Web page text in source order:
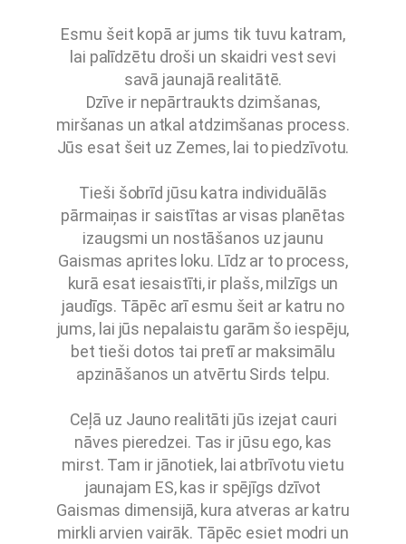
Esmu šeit kopā ar jums tik tuvu katram,
lai palīdzētu droši un skaidri vest sevi
savā jaunajā realitātē.
Dzīve ir nepārtraukts dzimšanas,
miršanas un atkal atdzimšanas process.
Jūs esat šeit uz Zemes, lai to piedzīvotu.
Tieši šobrīd jūsu katra individuālās
pārmaiņas ir saistītas ar visas planētas
izaugsmi un nostāšanos uz jaunu
Gaismas aprites loku. Līdz ar to process,
kurā esat iesaistīti, ir plašs, milzīgs un
jaudīgs. Tāpēc arī esmu šeit ar katru no
jums, lai jūs nepalaistu garām šo iespēju,
bet tieši dotos tai pretī ar maksimālu
apzināšanos un atvērtu Sirds telpu.
Ceļā uz Jauno realitāti jūs izejat cauri
nāves pieredzei. Tas ir jūsu ego, kas
mirst. Tam ir jānotiek, lai atbrīvotu vietu
jaunajam ES, kas ir spējīgs dzīvot
Gaismas dimensijā, kura atveras ar katru
mirkli arvien vairāk. Tāpēc esiet modri un